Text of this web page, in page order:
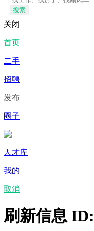
搜索
关闭
首页
二手
招聘
发布
圈子
人才库
我的
取消
刷新信息 ID: